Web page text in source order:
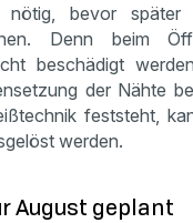
bevor später
Denn beim
beschädigt
der Nähte
feststeht,
werden.
August geplant